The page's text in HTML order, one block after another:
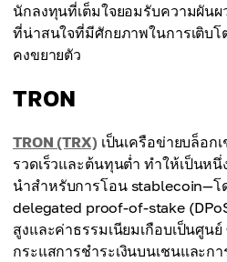
นักลงทุนที่เต็มใจยอมรับความผันผ
ที่น่าสนใจที่มีศักยภาพในการเติบโ
คงขยายตัว
TRON
TRON (TRX) เป็นเครือข่ายบล็อก
รวดเร็วและต้นทุนต่ำ ทำให้เป็นห
นำสำหรับการโอน stablecoin—โ
delegated proof-of-stake
สูงและค่าธรรมเนียมเกือบเป็นศูน
กระแสการชำระเงินบนเชนและก